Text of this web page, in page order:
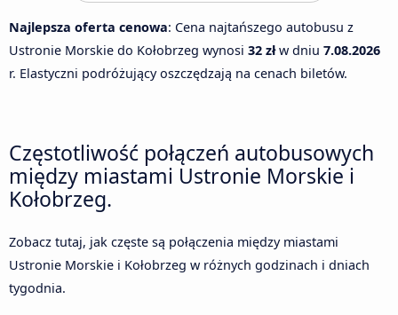
Najlepsza oferta cenowa: Cena najtańszego autobusu z
Ustronie Morskie do Kołobrzeg wynosi 32 złw dniu 7.08.2026
r. Elastyczni podróżujący oszczędzają na cenach biletów.
Częstotliwość połączeń autobusowych
między miastami Ustronie Morskie i
Kołobrzeg.
Zobacz tutaj, jak częste są połączenia między miastami
Ustronie Morskie i Kołobrzeg w różnych godzinach i dniach
tygodnia.